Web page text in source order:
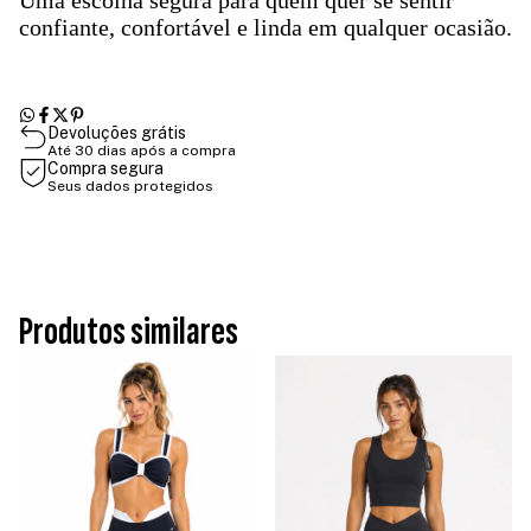
confiante, confortável e linda em qualquer ocasião.
Devoluções grátis
Até 30 dias após a compra
Compra segura
Seus dados protegidos
Produtos similares